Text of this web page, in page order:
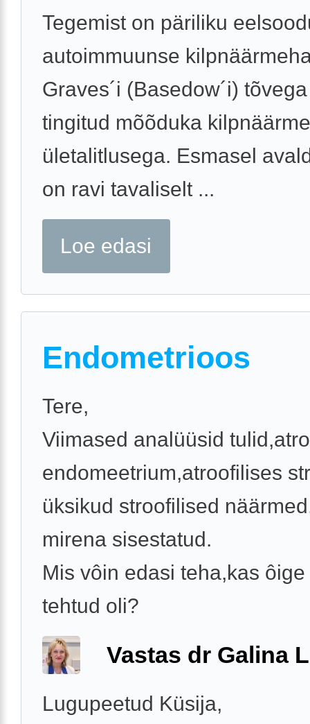
Tegemist on päriliku
autoimmuunse
Graves´i (Basedow´i)
tingitud mõõduka kilpnäärme
ületalitlusega. Esmasel
on ravi tavaliselt ...
Loe edasi
Endometrioos
Tere,
Viimased analüüsid
endomeetrium,atroofilises
üksikud stroofilised
mirena sisestatud.
Mis vôin edasi teha,kas
tehtud oli?
Vastas dr Galina
Lugupeetud Küsija,